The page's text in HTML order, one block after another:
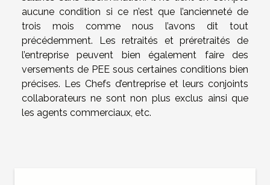
aucune condition si ce n’est que l’ancienneté de
trois mois comme nous l’avons dit tout
précédemment. Les retraités et préretraités de
l’entreprise peuvent bien également faire des
versements de PEE sous certaines conditions bien
précises. Les Chefs d’entreprise et leurs conjoints
collaborateurs ne sont non plus exclus ainsi que
les agents commerciaux, etc.